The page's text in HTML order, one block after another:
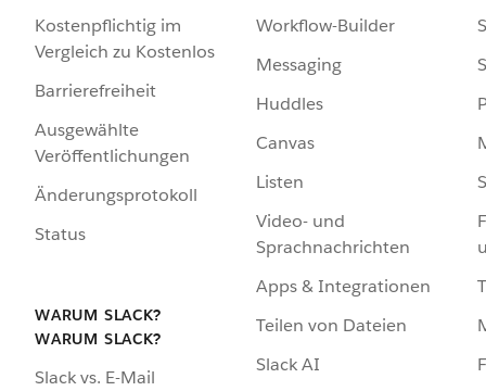
Kostenpflichtig im
Vergleich zu Kostenlos
Barrierefreiheit
Ausgewählte
Veröffentlichungen
Änderungsprotokoll
Status
WARUM SLACK?
WARUM SLACK?
Slack vs. E-Mail
Workflow-Builder
Messaging
Huddles
Canvas
Listen
Video- und
Sprachnachrichten
Apps & Integrationen
Teilen von Dateien
Slack AI